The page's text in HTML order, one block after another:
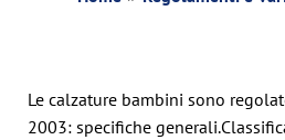
Le calzature bambini sono
2003: specifiche